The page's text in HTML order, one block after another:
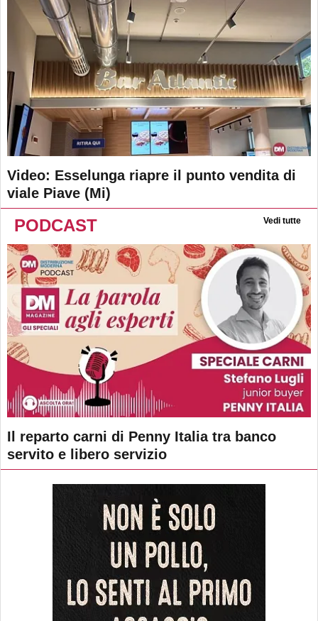
Video: Esselunga riapre il punto vendita di
viale Piave (Mi)
PODCAST Vedi tutte
Il reparto carni di Penny Italia tra banco
servito e libero servizio